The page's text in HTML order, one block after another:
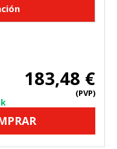
183,48 €
(PVP)